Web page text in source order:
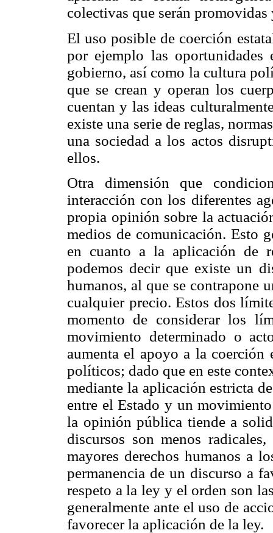
colectivas que serán
El uso posible de coerción
por ejemplo las oportunidades
gobierno, así como la cultura
que se crean y operan los
cuentan y las ideas
existe una serie de reglas,
una sociedad a los actos
ellos.
Otra dimensión que
interacción con los diferentes
propia opinión sobre la
medios de comunicación. Esto
en cuanto a la aplicación de
podemos decir que existe un
humanos, al que se contrapone
cualquier precio. Estos dos
momento de considerar los
movimiento determinado o
aumenta el apoyo a la coerción
políticos; dado que en este
mediante la aplicación estricta
entre el Estado y un
la opinión pública tiende a
discursos son menos
mayores derechos humanos a
permanencia de un discurso a
respeto a la ley y el orden son
generalmente ante el uso de
favorecer la aplicación de la ley.